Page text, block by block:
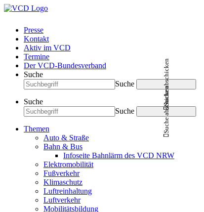
Presse
Kontakt
Aktiv im VCD
Termine
Der VCD-Bundesverband
Suche
Suche
Suche abschicken
Suche
Suche
Suche abschicken
Themen
Auto & Straße
Bahn & Bus
Infoseite Bahnlärm des VCD NRW
Elektromobilität
Fußverkehr
Klimaschutz
Luftreinhaltung
Luftverkehr
Mobilitätsbildung